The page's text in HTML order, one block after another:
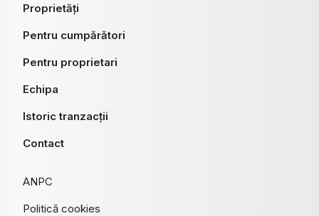
Proprietăți
Pentru cumpărători
Pentru proprietari
Echipa
Istoric tranzacții
Contact
ANPC
Politică cookies